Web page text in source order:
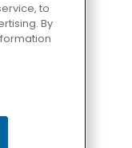
to
By